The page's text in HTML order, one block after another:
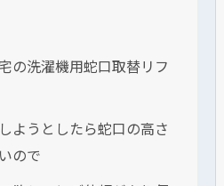
の洗濯機用蛇口取替リフ
ようとしたら蛇口の高さ
ので